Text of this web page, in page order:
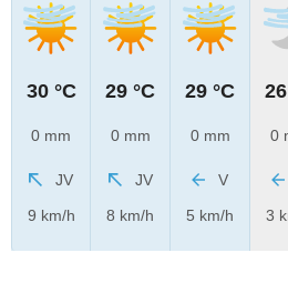
30 °C
0 mm
JV
9 km/h
29 °C
0 mm
JV
8 km/h
29 °C
0 mm
V
5 km/h
0
3